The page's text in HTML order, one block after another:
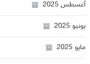
أغسطس 2025
يونيو 2025
مايو 2025